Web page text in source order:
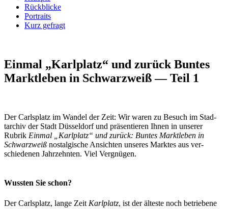
Rückblicke
Portraits
Kurz gefragt
Einmal „Karlplatz“ und zurückBuntes
Marktleben in Schwarzweiß — Teil 1
Der Carlsplatz im Wandel der Zeit: Wir waren zu Besuch im Stad­
tarchiv der Stadt Düssel­dorf und präsen­tieren Ihnen in unserer
Rubrik Einmal „Karlplatz“ und zurück: Buntes Markt­leben in
Schwarz­weiß nostal­gische Ansichten unseres Marktes aus ver­
schiedenen Jahr­zehnten. Viel Vergnügen.
Wussten Sie schon?
Der Carlsplatz, lange Zeit Karlplatz, ist der älteste noch betriebene